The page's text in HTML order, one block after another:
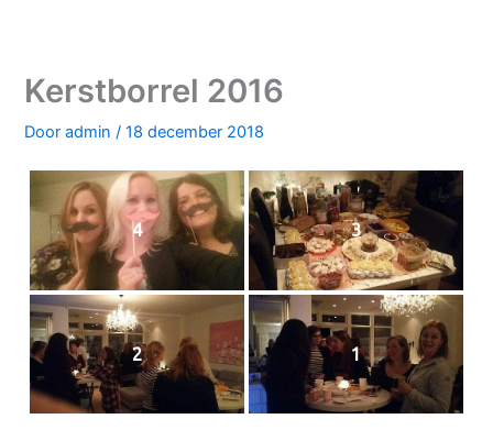
Kerstborrel 2016
Dooradmin/18 december 2018
4 3
2 1